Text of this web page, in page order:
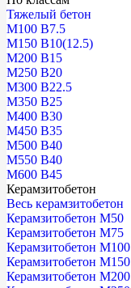
Тяжелый бетон
М100 В7.5
М150 В10(12.5)
М200 В15
М250 В20
М300 В22.5
М350 В25
М400 В30
М450 В35
М500 В40
М550 В40
М600 В45
Керамзитобетон
Весь керамзитобетон
Керамзитобетон М50
Керамзитобетон М75
Керамзитобетон М100
Керамзитобетон М150
Керамзитобетон М200